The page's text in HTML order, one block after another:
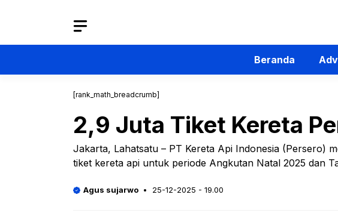
Beranda
[rank_math_breadcrumb]
2,9 Juta Tiket Kereta
Jakarta, Lahatsatu – PT Kereta Api Indonesia (Persero)
tiket kereta api untuk periode Angkutan Natal 2025 dan
Agus sujarwo 25-12-2025 - 19.00